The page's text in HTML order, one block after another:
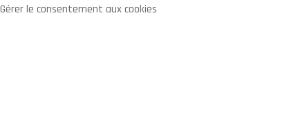
Gérer le consentement aux cookies